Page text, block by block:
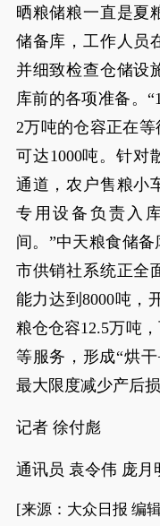
晒粮储粮一直是夏
储备库，工作人员
并细致检查仓储设
库前的各项准备。
2万吨的仓容正在
可达1000吨。针对
通道，农户售粮小
专用设备负责入
间。”中天粮食储
市供销社系统正全
能力达到8000吨，
粮仓仓容12.5万吨
等服务，形成“烘
最大限度减少产后损
记者 徐付彪
通讯员 袁令伟 庞月
[来源：大众日报 编